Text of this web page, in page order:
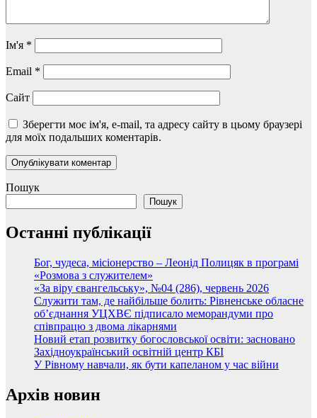
Ім'я *
Email *
Сайт
Зберегти моє ім'я, e-mail, та адресу сайту в цьому браузері
для моїх подальших коментарів.
Пошук
Пошук
Останні публікації
Бог, чудеса, місіонерство – Леонід Полицяк в програмі
«Розмова з служителем»
«За віру євангельську», №04 (286), червень 2026
Служити там, де найбільше болить: Рівненське обласне
об’єднання УЦХВЄ підписало меморандуми про
співпрацю з двома лікарнями
Новий етап розвитку богословської освіти: засновано
Західноукраїнський освітній центр КБІ
У Рівному навчали, як бути капеланом у час війни
Архів новин